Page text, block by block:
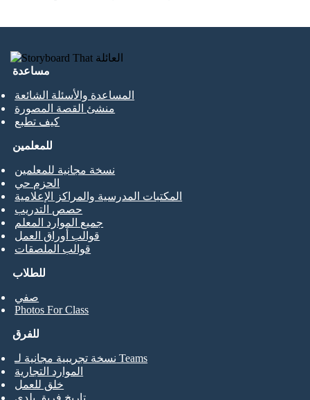
مساعدة
المساعدة والأسئلة الشائعة
منشئ القصة المصورة
كيف تطبع
للطلاب
صفي
Photos For Class
للمعلمين
نسخة مجانية للمعلمين
الحزم حي
المكتبات المدرسية والمراكز الإعلامية
حصص التدريب
جميع الموارد المعلم
قوالب أوراق العمل
قوالب الملصقات
للفرق
نسخة تجريبية مجانية لـ Teams
الموارد التجارية
خلق للعمل
تاريخ فريق بلدي